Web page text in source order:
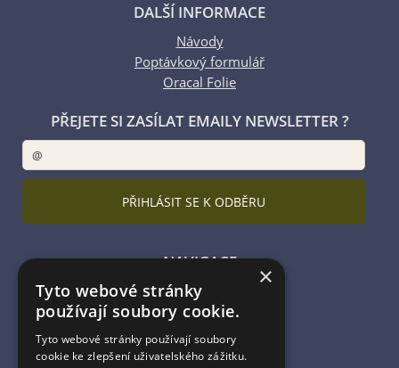
DALŠÍ INFORMACE
Návody
Poptávkový formulář
Oracal Folie
PŘEJETE SI ZASÍLAT EMAILY NEWSLETTER ?
NAVIGACE
Úvodní strana
Katalog zboží
Nákupní košík
Obchodní podmínky
×
Tyto webové stránky
používají soubory cookie.
Tyto webové stránky používají soubory
cookie ke zlepšení uživatelského zážitku.